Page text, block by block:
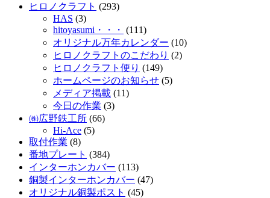
ヒロノクラフト (293)
HAS (3)
hitoyasumi・・・ (111)
オリジナル万年カレンダー (10)
ヒロノクラフトのこだわり (2)
ヒロノクラフト便り (149)
ホームページのお知らせ (5)
メディア掲載 (11)
今日の作業 (3)
㈱広野鉄工所 (66)
Hi-Ace (5)
取付作業 (8)
番地プレート (384)
インターホンカバー (113)
銅製インターホンカバー (47)
オリジナル銅製ポスト (45)